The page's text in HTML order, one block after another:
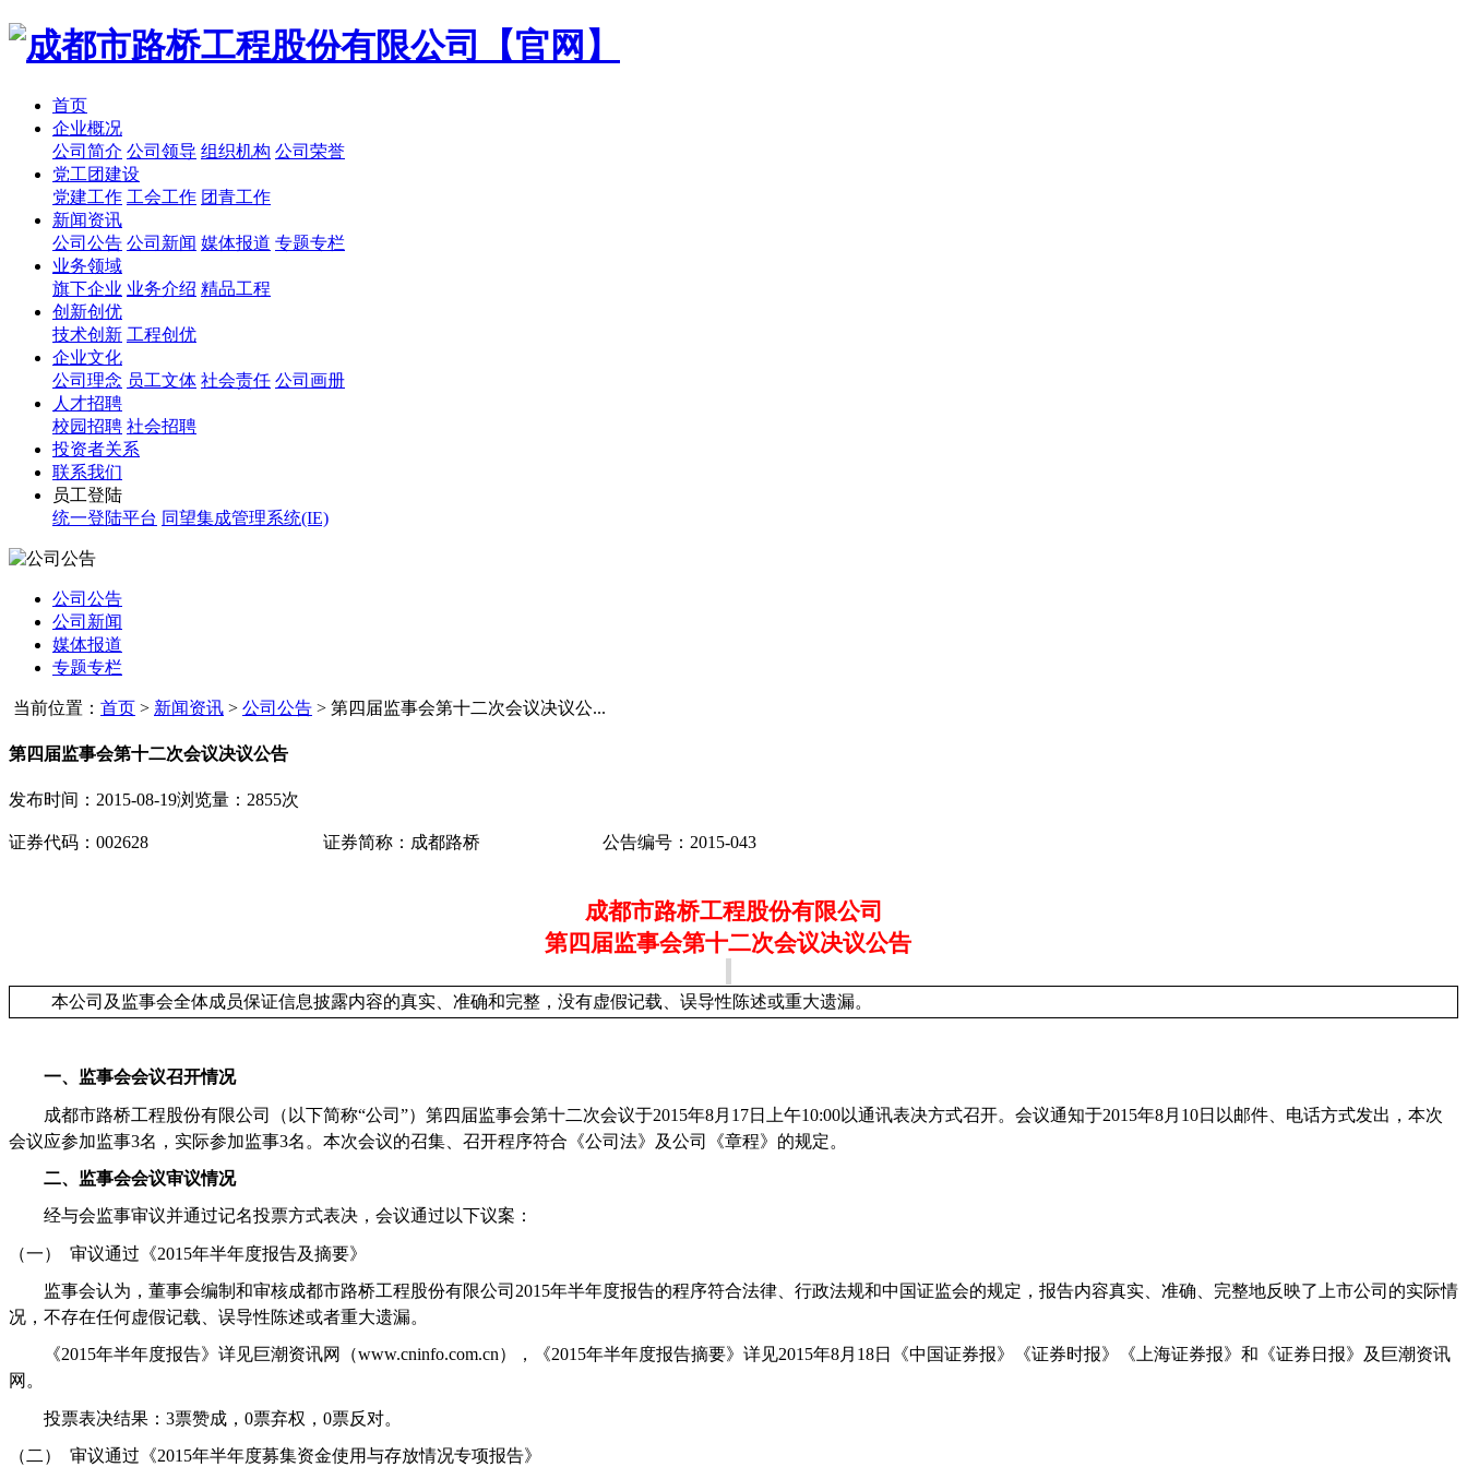
首页
企业概况
公司简介 公司领导 组织机构 公司荣誉
党工团建设
党建工作 工会工作 团青工作
新闻资讯
公司公告 公司新闻 媒体报道 专题专栏
业务领域
旗下企业 业务介绍 精品工程
创新创优
技术创新 工程创优
企业文化
公司理念 员工文体 社会责任 公司画册
人才招聘
校园招聘 社会招聘
投资者关系
联系我们
员工登陆
统一登陆平台 同望集成管理系统(IE)
公司公告
公司新闻
媒体报道
专题专栏
当前位置： 首页 > 新闻资讯 > 公司公告 > 第四届监事会第十二次会议决议公...
第四届监事会第十二次会议决议公告
发布时间：2015-08-19浏览量：2855次
证券代码： 002628 证券简称：成都路桥 公告编号 ： 2015-043
成都市路桥工程股份有限公司
第四届监事会第十二次会议决议公告
本公司及监事会全体成员保证信息披露内容的真实、准确和完整，没有虚假记载、误导性陈述或重大遗漏。
一、监事会会议召开情况
成都市路桥工程股份有限公司（以下简称“公司”）第四届监事会第十二次会议于2015年8月 17日上午10:00以通讯表决方式召开。会议通知于2015年8月 10日以邮件、电话方式发出，本次
会议应参加监事3名，实际参加监事3名。本次会议的召集、召开程序符合《公司法》及公司《章程》的规定。
二、监事会会议审议情况
经与会监事审议并通过记名投票方式表决，会议通过以下议案：
（一） 审议通过《2015年半年度报告及摘要》
监事会认为，董事会编制和审核成都市路桥工程股份有限公司 2015年半年度报告的程序符合法律、行政法规和中国证监会的规定，报告内容真实、准确、完整地反映了上市公司的实际情
况，不存在任何虚假记载、误导性陈述或者重大遗漏。
《2015年半年度报告》详见巨潮资讯网（www.cninfo.com.cn），《2015年半年度报告摘要》详见2015年8月 18日《中国证券报》《证券时报》《上海证券报》和《证券日报》及巨潮资讯
网。
投票表决结果： 3票赞成， 0票弃权， 0票反对。
（二） 审议通过《2015年半年度募集资金使用与存放情况专项报告》